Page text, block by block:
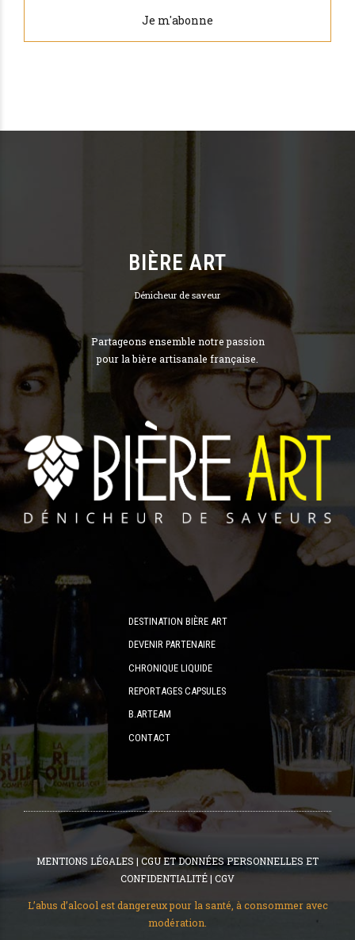
BIÈRE ART
Dénicheur de saveur
Partageons ensemble notre passion
pour la bière artisanale française.
DESTINATION BIÈRE ART
DEVENIR PARTENAIRE
CHRONIQUE LIQUIDE
REPORTAGES CAPSULES
B.ARTEAM
CONTACT
MENTIONS LÉGALES | CGU ET DONNÉES PERSONNELLES ET
CONFIDENTIALITÉ| CGV
L’abus d’alcool est dangereux pour la santé, à consommer avec
modération.